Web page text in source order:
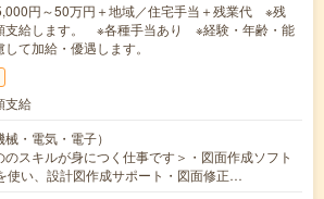
円～50万円＋地域／住宅手当＋残業代 ※残
支給します。 ※各種手当あり ※経験・年齢・能
て加給・優遇します。
支給
・電気・電子）
のスキルが身につく仕事です＞・図面作成ソフト
使い、設計図作成サポート・図面修正…